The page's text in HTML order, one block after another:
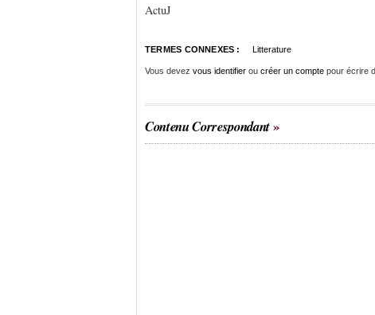
ActuJ
TERMES CONNEXES : Litterature
Vous devez vous identifier ou créer un compte pour écrire
Contenu Correspondant